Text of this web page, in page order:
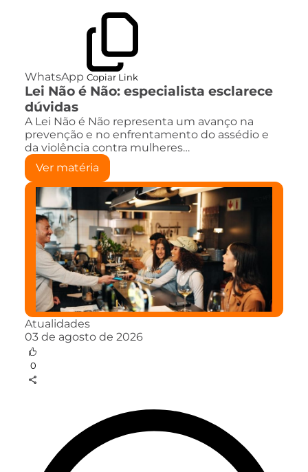
WhatsApp Copiar Link
Lei Não é Não: especialista esclarece
dúvidas
A Lei Não é Não representa um avanço na
prevenção e no enfrentamento do assédio e
da violência contra mulheres…
Ver matéria
Atualidades
03 de agosto de 2026
0